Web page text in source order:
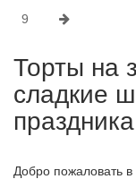
9
Торты на
сладкие
праздника
Добро пожаловать